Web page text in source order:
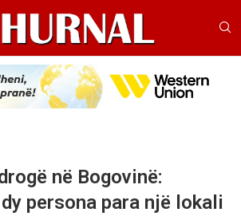
në Bogovinë:
persona para një lokali